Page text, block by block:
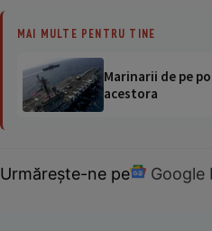
MAI MULTE PENTRU TINE
Marinarii de pe
acestora
Urmărește-ne pe Google